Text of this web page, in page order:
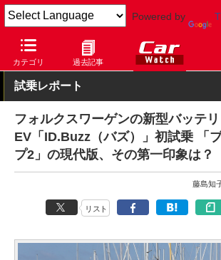
Powered by
カテゴリ 過去記事
Car Watch 自動車 フォルクスワーゲン
試乗レポート
フォルクスワーゲンの新型バッテリ
EV「ID.Buzz（バズ）」初試乗 「
プ2」の現代版、その第一印象は？
藤島知
リスト